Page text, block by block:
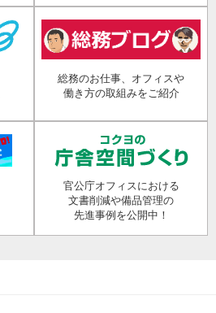
総務のお仕事、オフィスや
働き方の取組みをご紹介
官公庁オフィスにおける
文書削減や備品管理の
先進事例を公開中！